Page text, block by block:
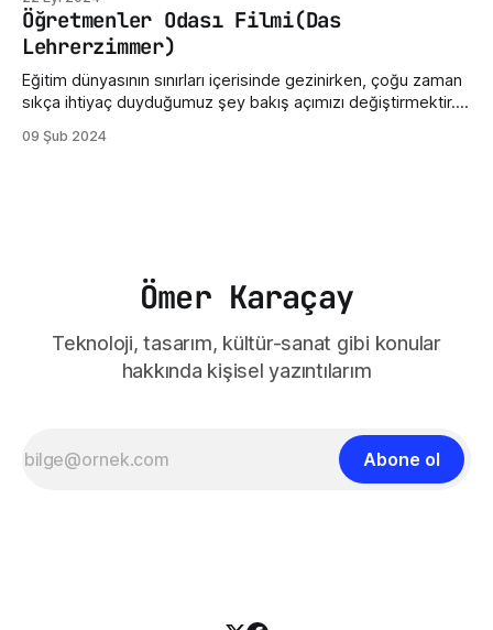
Ceylan'ın son filmi "Kuru Otlar Üstüne" filmini izledim ve filmin
etkisi üzerimdeyken bir şeyler karalamak istedim. Açıkçası,
bu film beni
Öğretmenler Odası Filmi(Das
Lehrerzimmer)
Eğitim dünyasının sınırları içerisinde gezinirken, çoğu zaman
sıkça ihtiyaç duyduğumuz şey bakış açımızı değiştirmektir.
Öğretmenler Odası filmi, gerçek bir öğretmen odasının iç
09 Şub 2024
Ömer Karaçay
Teknoloji, tasarım, kültür-sanat gibi konular
hakkında kişisel yazıntılarım
Abone ol